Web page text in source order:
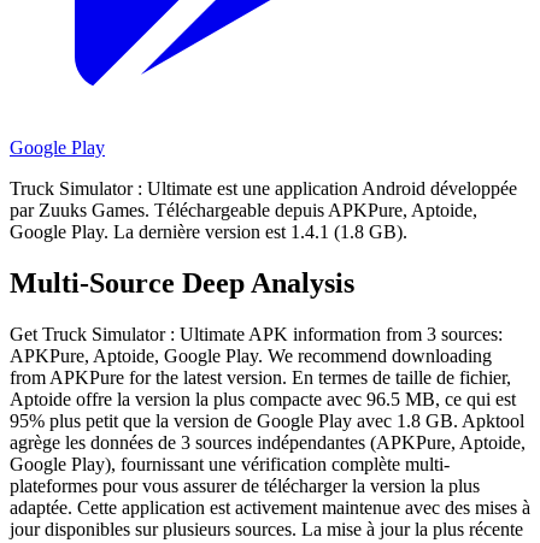
Google Play
Truck Simulator : Ultimate est une application Android développée
par Zuuks Games. Téléchargeable depuis APKPure, Aptoide,
Google Play. La dernière version est 1.4.1 (1.8 GB).
Multi-Source Deep Analysis
Get Truck Simulator : Ultimate APK information from 3 sources:
APKPure, Aptoide, Google Play. We recommend downloading
from APKPure for the latest version. En termes de taille de fichier,
Aptoide offre la version la plus compacte avec 96.5 MB, ce qui est
95% plus petit que la version de Google Play avec 1.8 GB. Apktool
agrège les données de 3 sources indépendantes (APKPure, Aptoide,
Google Play), fournissant une vérification complète multi-
plateformes pour vous assurer de télécharger la version la plus
adaptée. Cette application est activement maintenue avec des mises à
jour disponibles sur plusieurs sources. La mise à jour la plus récente